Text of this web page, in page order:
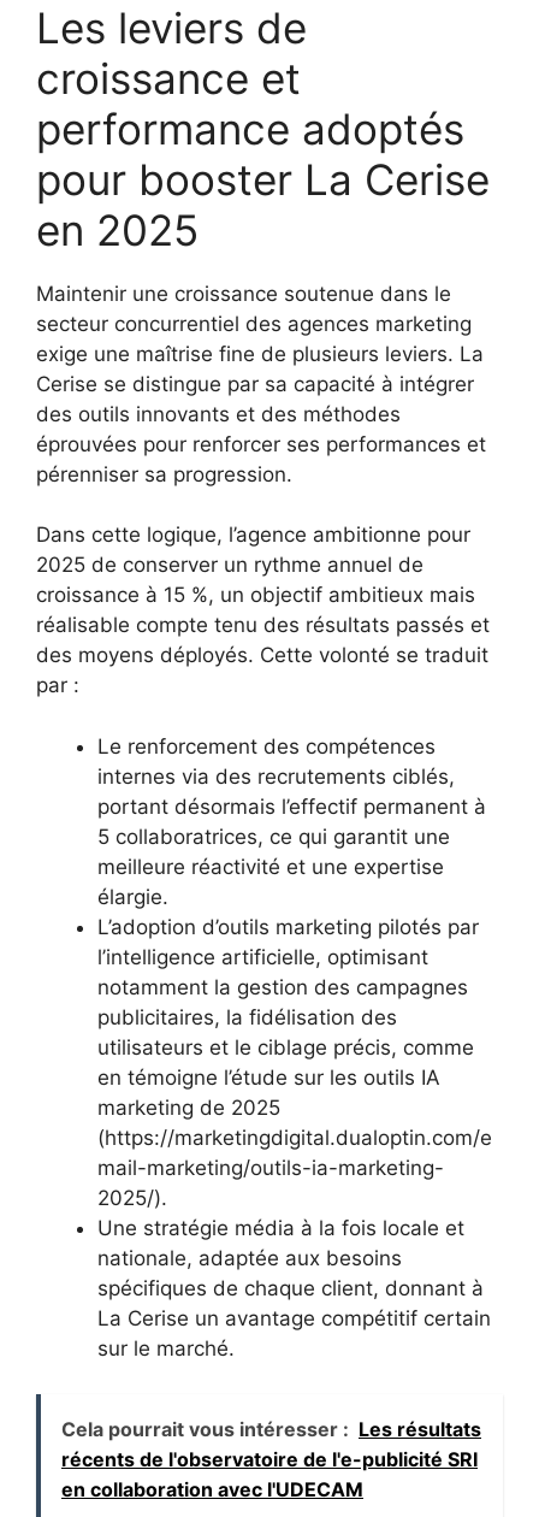
Les leviers de
croissance et
performance adoptés
pour booster La Cerise
en 2025
Maintenir une croissance soutenue dans le
secteur concurrentiel des agences marketing
exige une maîtrise fine de plusieurs leviers. La
Cerise se distingue par sa capacité à intégrer
des outils innovants et des méthodes
éprouvées pour renforcer ses performances et
pérenniser sa progression.
Dans cette logique, l’agence ambitionne pour
2025 de conserver un rythme annuel de
croissance à 15 %, un objectif ambitieux mais
réalisable compte tenu des résultats passés et
des moyens déployés. Cette volonté se traduit
par :
Le renforcement des compétences
internes via des recrutements ciblés,
portant désormais l’effectif permanent à
5 collaboratrices, ce qui garantit une
meilleure réactivité et une expertise
élargie.
L’adoption d’outils marketing pilotés par
l’intelligence artificielle, optimisant
notamment la gestion des campagnes
publicitaires, la fidélisation des
utilisateurs et le ciblage précis, comme
en témoigne l’étude sur les outils IA
marketing de 2025
(https://marketingdigital.dualoptin.com/e
mail-marketing/outils-ia-marketing-
2025/).
Une stratégie média à la fois locale et
nationale, adaptée aux besoins
spécifiques de chaque client, donnant à
La Cerise un avantage compétitif certain
sur le marché.
Cela pourrait vous intéresser : Les résultats
récents de l'observatoire de l'e-publicité SRI
en collaboration avec l'UDECAM